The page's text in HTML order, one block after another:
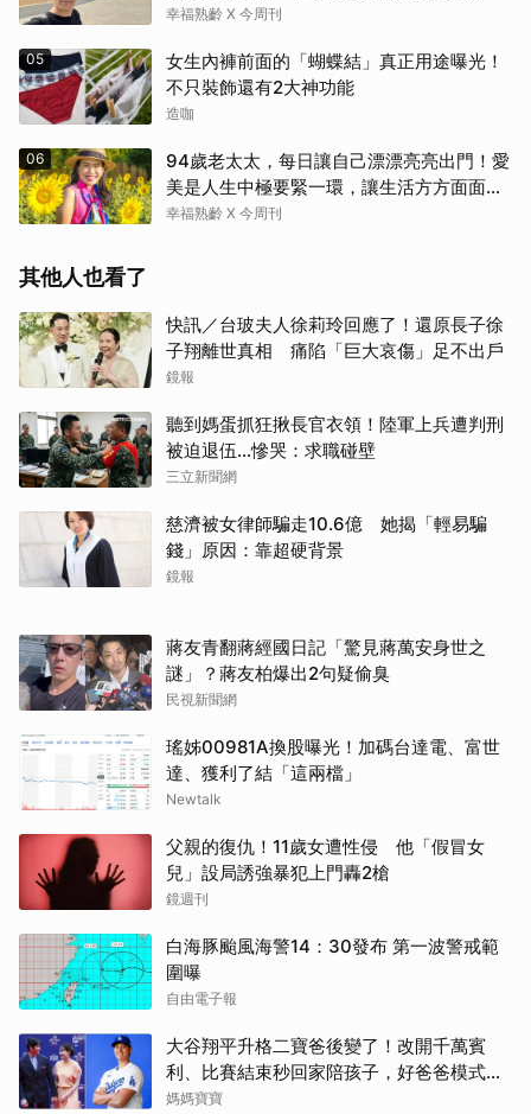
憶
幸福熟齡 X 今周刊
05
女生內褲前面的「蝴蝶結」真正用途曝光！
不只裝飾還有2大神功能
造咖
06
94歲老太太，每日讓自己漂漂亮亮出門！愛
美是人生中極要緊一環，讓生活方方面面，
更加豐富有樂趣
幸福熟齡 X 今周刊
其他人也看了
快訊／台玻夫人徐莉玲回應了！還原長子徐
子翔離世真相 痛陷「巨大哀傷」足不出戶
鏡報
聽到媽蛋抓狂揪長官衣領！陸軍上兵遭判刑
被迫退伍…慘哭：求職碰壁
三立新聞網
慈濟被女律師騙走10.6億 她揭「輕易騙
錢」原因：靠超硬背景
鏡報
蔣友青翻蔣經國日記「驚見蔣萬安身世之
謎」？蔣友柏爆出2句疑偷臭
民視新聞網
瑤姊00981A換股曝光！加碼台達電、富世
達、獲利了結「這兩檔」
Newtalk
父親的復仇！11歲女遭性侵 他「假冒女
兒」設局誘強暴犯上門轟2槍
鏡週刊
白海豚颱風海警14：30發布 第一波警戒範
圍曝
自由電子報
大谷翔平升格二寶爸後變了！改開千萬賓
利、比賽結束秒回家陪孩子，好爸爸模式全
開
媽媽寶寶